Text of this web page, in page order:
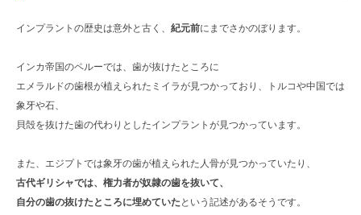
インプラントの歴史は意外と古く、 紀元前にまでさかのぼります。
インカ帝国のペルーでは、歯が抜けたところに
エメラルドの歯根が植えられたミイラが見つかっており、トルコや中国では
象牙や石、
貝殻を抜けた歯の代わりとしたインプラントが見つかっています。
また、エジプトでは象牙の歯が植えられた人骨が見つかっていたり、
古代ギリシャでは、権力者が奴隷の歯を抜いて、
自分の歯の抜けたところに埋めていた という記述があるそうです。